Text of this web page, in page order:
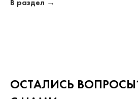
В раздел →
ОСТАЛИСЬ